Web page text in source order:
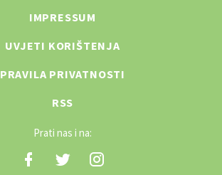
IMPRESSUM
UVJETI KORIŠTENJA
PRAVILA PRIVATNOSTI
RSS
Prati nas i na: